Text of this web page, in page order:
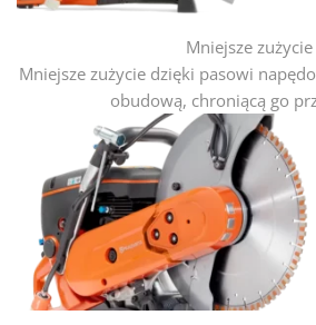
Mniejsze zużycie
Mniejsze zużycie dzięki pasowi
obudową, chroniącą go